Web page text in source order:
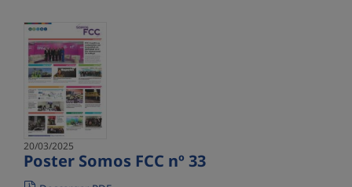
20/03/2025
Poster Somos FCC nº 33